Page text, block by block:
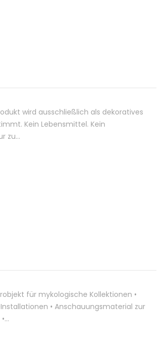
wird ausschließlich als dekoratives
Kein Lebensmittel. Kein
zu…
für mykologische Kollektionen •
• Anschauungsmaterial zur